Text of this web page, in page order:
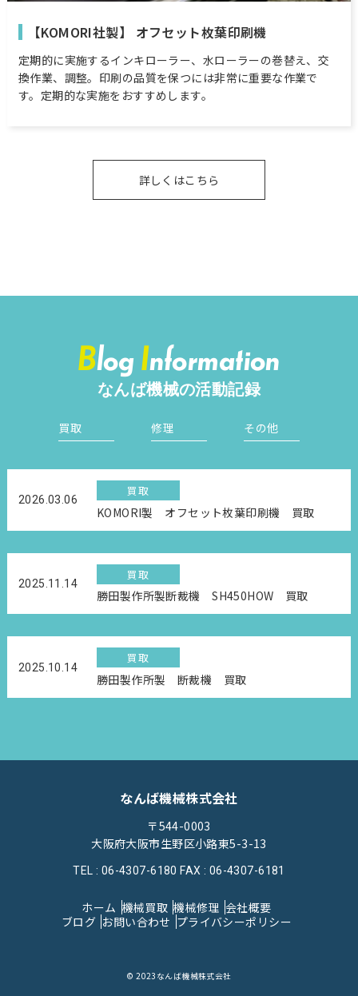
【KOMORI社製】 オフセット枚葉印刷機
定期的に実施するインキローラー、水ローラーの巻替え、交
換作業、調整。印刷の品質を保つには非常に重要な作業で
す。定期的な実施をおすすめします。
詳しくはこちら
BlogInformation
なんば機械の活動記録
買取 修理 その他
2026.03.06
買取
KOMORI製 オフセット枚葉印刷機 買取
2025.11.14
買取
勝田製作所製断裁機 SH450HOW 買取
2025.10.14
買取
勝田製作所製 断裁機 買取
なんば機械株式会社
〒544-0003
大阪府大阪市生野区小路東5-3-13
TEL : 06-4307-6180 FAX : 06-4307-6181
ホーム 機械買取 機械修理 会社概要
ブログ お問い合わせ プライバシーポリシー
© 2023なんば機械株式会社